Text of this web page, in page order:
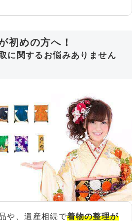
初めの方へ！
に関するお悩みありません
や、遺産相続で着物の整理が